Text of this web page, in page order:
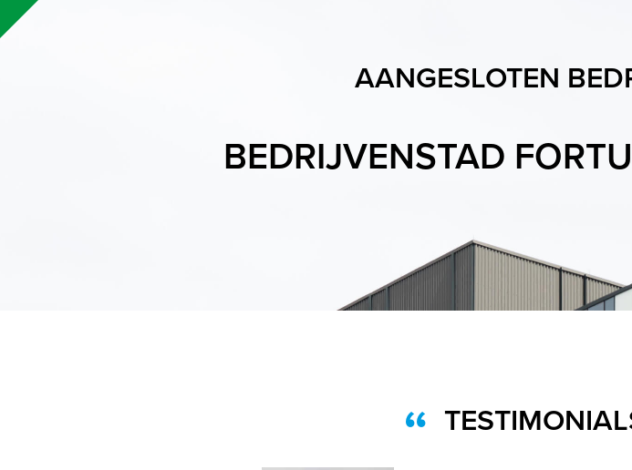
AANGESLOTEN
BEDRIJVENSTAD